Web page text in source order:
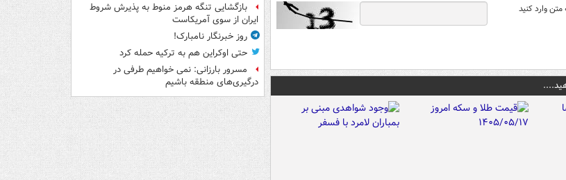
وارد کنید
بازگشایی تنگه هرمز منوط به پذیرش شروط
ایران از سوی آمریکاست
روز خبرنگار نامبارک!
حتی اوکراین هم به ترکیه حمله کرد
مسرور بارزانی: نمی خواهیم طرفی در
درگیری‌های منطقه باشیم